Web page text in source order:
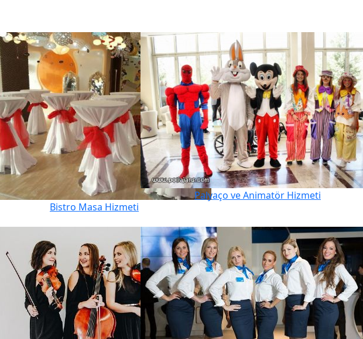
Bistro Masa Hizmeti
Palyaço ve Animatör Hizmeti